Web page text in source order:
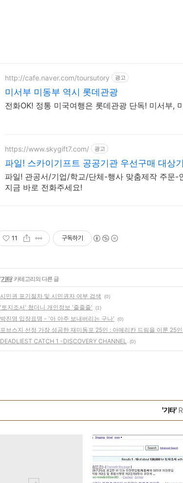
http://cafe.naver.com/toursutory 광고
미서부 미동부 역시 롯데관광
전화OK! 정통 미국여행은 롯데관광 단독! 미서부,
https://www.skygift7.com/ 광고
파일! 스카이기프트 공공기관 우선구매 대상
파일! 관공서/기업/학교/단체-행사 맞춤제작 주문
지금 바로 전화주세요!
11 구독하기
'기타' 카테고리의 다른 글
시민권 포기절차 및 시민권자 여부 검색 (0)
'토지조서' 쳤더니 개인정보 '줄줄줄' (1)
박진영 입장표명 - '아 아주 보내버리는 구나' (0)
포브스지 선정 가장 성공한 재미동포 25인 : 아메리칸 드림을 이룬 25
DEADLIEST CATCH 1 -DISCOVERY CHANNEL (0)
'기타'